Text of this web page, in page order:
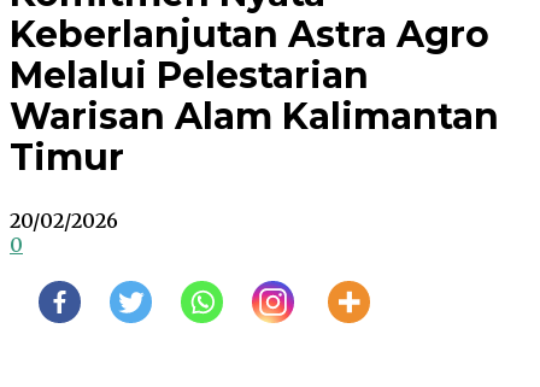
Keberlanjutan Astra Agro
Melalui Pelestarian
Warisan Alam Kalimantan
Timur
20/02/2026
0